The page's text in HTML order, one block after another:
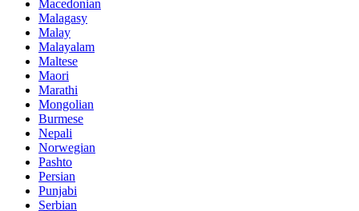
Macedonian
Malagasy
Malay
Malayalam
Maltese
Maori
Marathi
Mongolian
Burmese
Nepali
Norwegian
Pashto
Persian
Punjabi
Serbian